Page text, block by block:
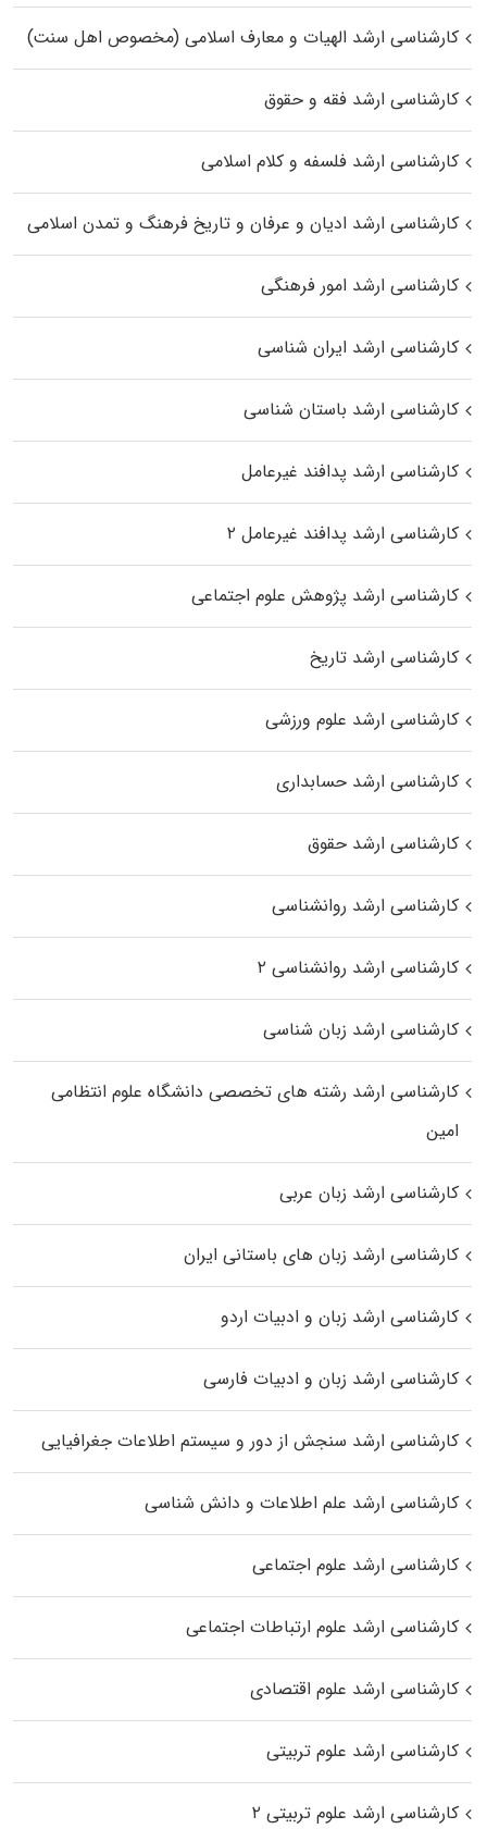
کارشناسی ارشد الهیات و معارف اسلامی (مخصوص اهل سنت)
کارشناسی ارشد فقه و حقوق
کارشناسی ارشد فلسفه و کلام اسلامی
کارشناسی ارشد ادیان و عرفان و تاریخ فرهنگ و تمدن اسلامی
کارشناسی ارشد امور فرهنگی
کارشناسی ارشد ایران شناسی
کارشناسی ارشد باستان شناسی
کارشناسی ارشد پدافند غیرعامل
کارشناسی ارشد پدافند غیرعامل ۲
کارشناسی ارشد پژوهش علوم اجتماعی
کارشناسی ارشد تاریخ
کارشناسی ارشد علوم ورزشی
کارشناسی ارشد حسابداری
کارشناسی ارشد حقوق
کارشناسی ارشد روانشناسی
کارشناسی ارشد روانشناسی ۲
کارشناسی ارشد زبان شناسی
کارشناسی ارشد رﺷﺘﻪ ﻫﺎی تخصصی داﻧﺸﮕﺎه ﻋﻠﻮم انتظامی
اﻣﻴﻦ
کارشناسی ارشد زبان عربی
کارشناسی ارشد زبان‌ های باستانی ایران
کارشناسی ارشد زبان و ادبیات اردو
کارشناسی ارشد زبان و ادبیات فارسی
کارشناسی ارشد سنجش از دور و سیستم اطلاعات جغرافیایی
کارشناسی ارشد علم اطلاعات و دانش شناسی
کارشناسی ارشد علوم اجتماعی
کارشناسی ارشد علوم ارتباطات اجتماعی
کارشناسی ارشد علوم اقتصادی
کارشناسی ارشد علوم تربیتی
کارشناسی ارشد علوم تربیتی ۲